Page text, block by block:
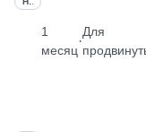
1
месяц
·
Для